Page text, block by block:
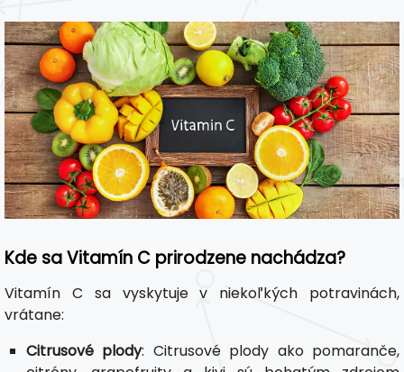
Kde sa Vitamín C prirodzene nachádza?
Vitamín C sa vyskytuje v niekoľkých potravinách,
vrátane:
Citrusové plody: Citrusové plody ako pomaranče,